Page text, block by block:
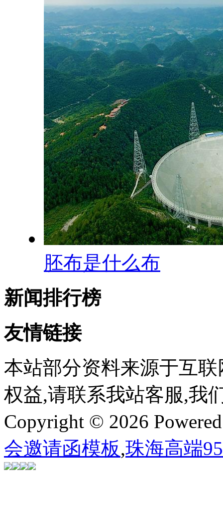
胚布是什么布
新闻排行榜
友情链接
本站部分资料来源于互
权益,请联系我站客服,我
Copyright © 2026
会邀请函模板,珠海高端